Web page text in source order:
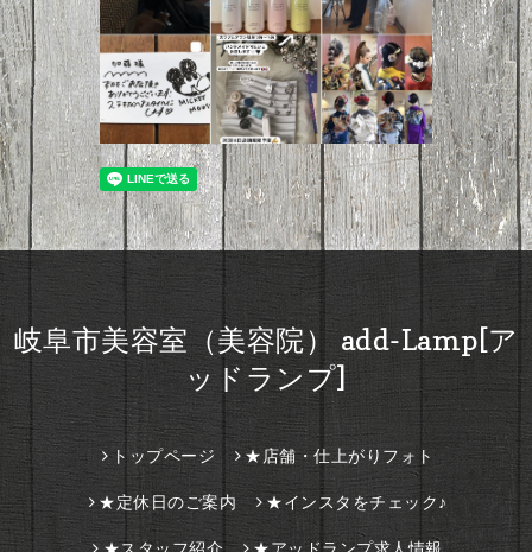
岐阜市美容室（美容院） add-Lamp[ア
ッドランプ]
トップページ ★店舗・仕上がりフォト
★定休日のご案内 ★インスタをチェック♪